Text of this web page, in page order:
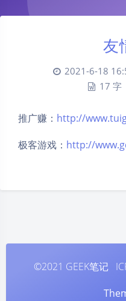
夜间模式
友
2021-6-18
17 字
推广赚： http://
极客游戏： http://
豆
©2021 GEEK笔记